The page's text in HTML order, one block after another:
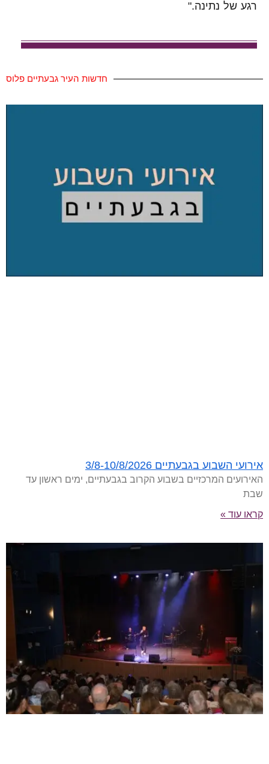
רגע של נתינה."
חדשות העיר גבעתיים פלוס
אירועי השבוע בגבעתיים 3/8-10/8/2026
האירועים המרכזיים בשבוע הקרוב בגבעתיים, ימים ראשון עד
שבת
קראו עוד »